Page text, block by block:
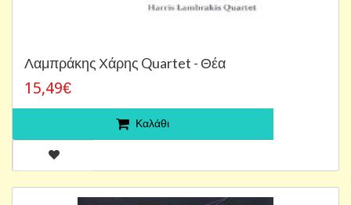
Λαμπράκης Χάρης Quartet - Θέα
15,49€
Καλάθι